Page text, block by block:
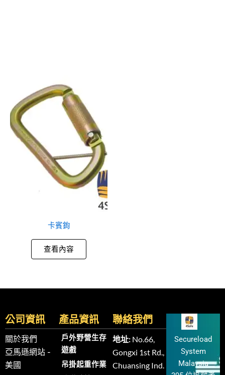
卡賓鉤
查看內容
公司資訊
關於我們
亞馬遜網站 -
美國
產品資訊
戶外野營生存
遊戲
吊掛起重作業
聯絡我們
地址: No.66,
Gongxi 1st Rd.,
Chuansing Ind.
Secureload
System
Malaysia